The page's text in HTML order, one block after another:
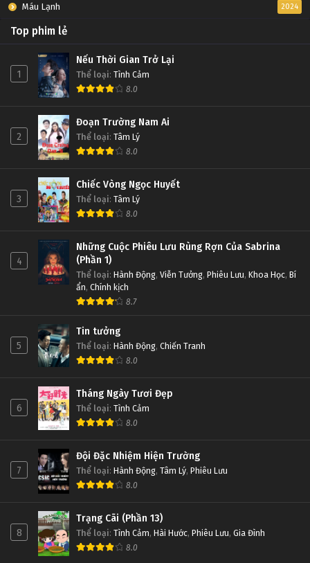
Máu Lạnh 2024
Top phim lẻ
1
Nếu Thời Gian Trở Lại
Thể loại: Tình Cảm
8.0
2
Đoạn Trường Nam Ai
Thể loại: Tâm Lý
8.0
3
Chiếc Vòng Ngọc Huyết
Thể loại: Tâm Lý
8.0
4
Những Cuộc Phiêu Lưu Rùng Rợn Của Sabrina
(Phần 1)
Thể loại: Hành Động, Viễn Tưởng, Phiêu Lưu, Khoa Học, Bí
ẩn, Chính kịch
8.7
5
Tin tưởng
Thể loại: Hành Động, Chiến Tranh
8.0
6
Tháng Ngày Tươi Đẹp
Thể loại: Tình Cảm
8.0
7
Đội Đặc Nhiệm Hiện Trường
Thể loại: Hành Động, Tâm Lý, Phiêu Lưu
8.0
8
Trạng Cãi (Phần 13)
Thể loại: Tình Cảm, Hài Hước, Phiêu Lưu, Gia Đình
8.0